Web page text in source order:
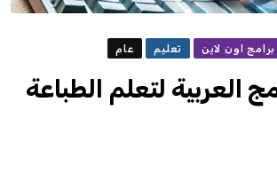
برامج اون لاين تعليم عام
العربية لتعلم الطباعة